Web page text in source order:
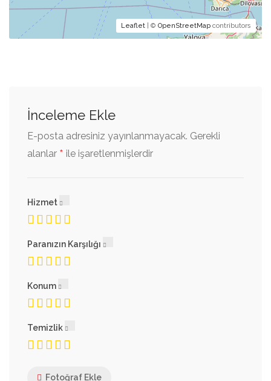
Leaflet | © OpenStreetMap contributors
İnceleme Ekle
E-posta adresiniz yayınlanmayacak. Gerekli
alanlar * ile işaretlenmişlerdir
Hizmet
Paranızın Karşılığı
Konum
Temizlik
Fotoğraf Ekle